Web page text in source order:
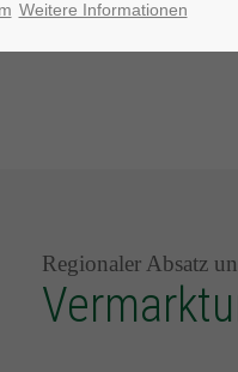
Regionaler Absatz
Weitere Informationen